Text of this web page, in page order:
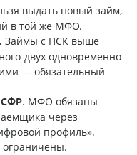
выдать новый займ,
в той же МФО.
Займы с ПСК выше
двух одновременно
— обязательный
СФР. МФО обязаны
через
профиль».